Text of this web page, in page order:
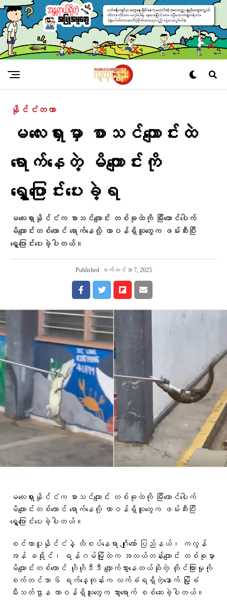
နိုင်ငံတကာ
မလေးရှားမှာ စာသင်ကျောင်းထဲ
ရောက်နေတဲ့ မိကျောင်းကို
ရွှေ့ပြောင်းပေးခဲ့ရ
မလေးရှားနိုင်ငံက စာသင်ကျောင်း တစ်ခုထဲကို မြီးကောင်ပေါက်
မိကျောင်းတစ်ကောင် ရောက်နေလို့ တာဝန်ရှိသူတွေက ဖမ်းဆီးပြီး
ရွှေ့ပြောင်းပေးခဲ့ပါတယ်။
Published စက်တင်ဘာ 7, 2025
မလေးရှားနိုင်ငံက စာသင်ကျောင်း တစ်ခုထဲကို မြီးကောင်ပေါက်
မိကျောင်းတစ်ကောင် ရောက်နေလို့ တာဝန်ရှိသူတွေက ဖမ်းဆီးပြီး
ရွှေ့ပြောင်းပေးခဲ့ပါတယ်။
စင်ကာပူနိုင်ငံနဲ့ ထိစပ်နေရာ ဂျိုဟော် ပြည်နယ်၊ ကလွန်
အန် ခရိုင်၊ ရန်ဂမ်မြို့ထဲက အလယ်တန်းကျောင်း တစ်ခုမှာ
မိကျောင်းတစ်ကောင် ဟိုဟိုဒီဒီ လျှောက်သွားနေတယ်ဆိုတဲ့ တိုင်ကြားမှုကို
စက်တင်ဘာ ၆ ရက်နေ့တုန်းက လက်ခံရရှိတဲ့နောက် မြို့ခံ
မီးသတ်ဌာန တာဝန်ရှိသူတွေက သွားရောက် စစ်ဆေးခဲ့ပါတယ်။